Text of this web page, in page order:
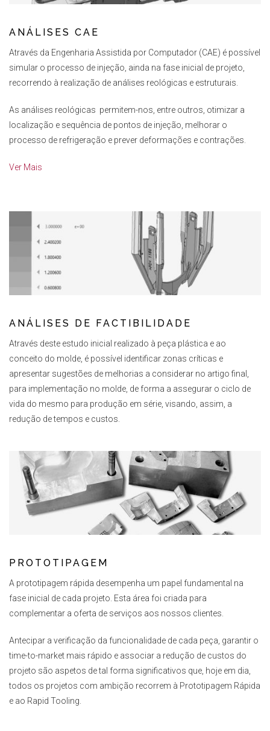
ANÁLISES CAE
Através da Engenharia Assistida por Computador (CAE) é possível
simular o processo de injeção, ainda na fase inicial de projeto,
recorrendo à realização de análises reológicas e estruturais.
As análises reológicas permitem-nos, entre outros, otimizar a
localização e sequência de pontos de injeção, melhorar o
processo de refrigeração e prever deformações e contrações.
Ver Mais
ANÁLISES DE FACTIBILIDADE
Através deste estudo inicial realizado à peça plástica e ao
conceito do molde, é possível identificar zonas críticas e
apresentar sugestões de melhorias a considerar no artigo final,
para implementação no molde, de forma a assegurar o ciclo de
vida do mesmo para produção em série, visando, assim, a
redução de tempos e custos.
PROTOTIPAGEM
A prototipagem rápida desempenha um papel fundamental na
fase inicial de cada projeto. Esta área foi criada para
complementar a oferta de serviços aos nossos clientes.
Antecipar a verificação da funcionalidade de cada peça, garantir o
time-to-market mais rápido e associar a redução de custos do
projeto são aspetos de tal forma significativos que, hoje em dia,
todos os projetos com ambição recorrem à Prototipagem Rápida
e ao Rapid Tooling.